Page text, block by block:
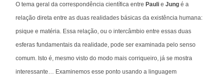
O tema geral da correspondência científica entre Pauli e Jung é a
relação direta entre as duas realidades básicas da existência humana:
psique e matéria. Essa relação, ou o intercâmbio entre essas duas
esferas fundamentais da realidade, pode ser examinada pelo senso
comum. Isto é, mesmo visto do modo mais corriqueiro, já se mostra
interessante… Examinemos esse ponto usando a linguagem